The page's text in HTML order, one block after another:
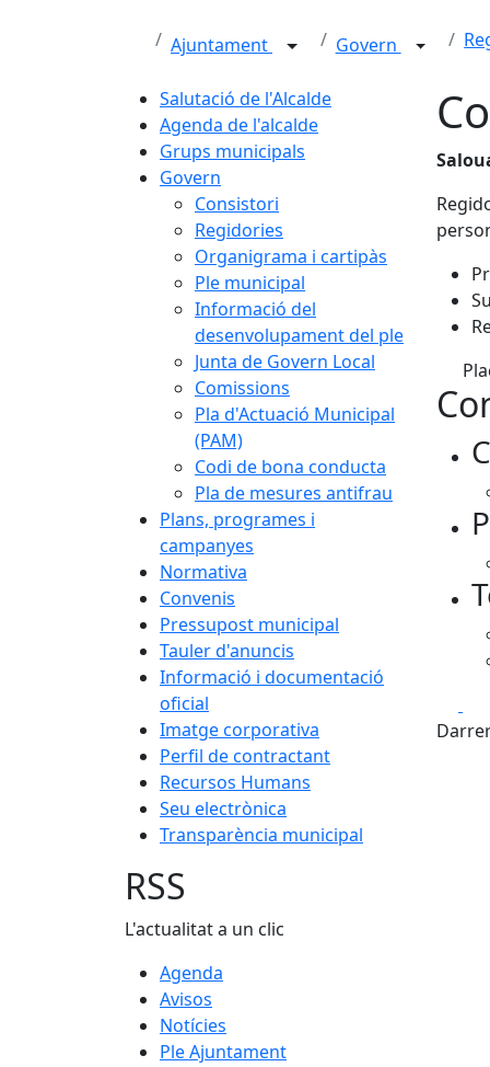
Ajuntament Govern
Salutació de l'Alcalde
Agenda de l'alcalde
Grups municipals
Govern
Consistori
Regidories
Organigrama i cartipàs
Ple municipal
Informació del
desenvolupament del ple
Junta de Govern Local
Comissions
Pla d'Actuació Municipal
(PAM)
Codi de bona conducta
Pla de mesures antifrau
Plans, programes i
campanyes
Normativa
Convenis
Pressupost municipal
Tauler d'anuncis
Informació i documentació
oficial
Imatge corporativa
Perfil de contractant
Recursos Humans
Seu electrònica
Transparència municipal
RSS
L'actualitat a un clic
Agenda
Avisos
Notícies
Ple Ajuntament